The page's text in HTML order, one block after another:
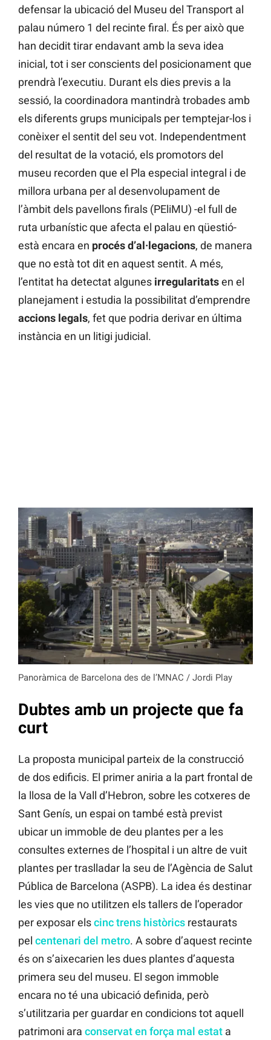
defensar la ubicació del Museu del Transport al
palau número 1 del recinte firal. És per això que
han decidit tirar endavant amb la seva idea
inicial, tot i ser conscients del posicionament que
prendrà l’executiu. Durant els dies previs a la
sessió, la coordinadora mantindrà trobades amb
els diferents grups municipals per temptejar-los i
conèixer el sentit del seu vot. Independentment
del resultat de la votació, els promotors del
museu recorden que el Pla especial integral i de
millora urbana per al desenvolupament de
l’àmbit dels pavellons firals (PEliMU) -el full de
ruta urbanístic que afecta el palau en qüestió-
està encara en procésd’al·legacions, de manera
que no està tot dit en aquest sentit. A més,
l’entitat ha detectat algunes irregularitatsen el
planejament i estudia la possibilitat d’emprendre
accions legals, fet que podria derivar en última
instància en un litigi judicial.
Panoràmica de Barcelona des de l’MNAC / Jordi Play
Dubtes amb un projecte que fa
curt
La proposta municipal parteix de la construcció
de dos edificis. El primer aniria a la part frontal de
la llosa de la Vall d’Hebron, sobre les cotxeres de
Sant Genís, un espai on també està previst
ubicar un immoble de deu plantes per a les
consultes externes de l’hospital i un altre de vuit
plantes per traslladar la seu de l’Agència de Salut
Pública de Barcelona (ASPB). La idea és destinar
les vies que no utilitzen els tallers de l’operador
per exposar elscinc trens històrics restaurats
pel centenari del metro. A sobre d’aquest recinte
és on s’aixecarien les dues plantes d’aquesta
primera seu del museu. El segon immoble
encara no té una ubicació definida, però
s’utilitzaria per guardar en condicions tot aquell
patrimoni ara conservat en força mal estat a